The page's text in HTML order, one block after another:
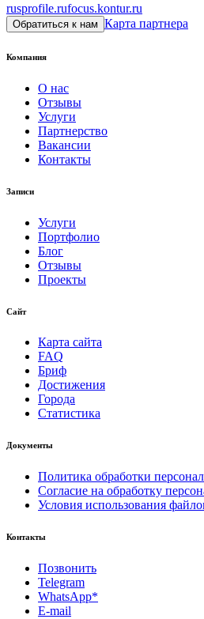
rusprofile.rufocus.kontur.ru
Обратиться к нам Карта партнера
Компания
О нас
Отзывы
Услуги
Партнерство
Вакансии
Контакты
Записи
Услуги
Портфолио
Блог
Отзывы
Проекты
Сайт
Карта сайта
FAQ
Бриф
Достижения
Города
Статистика
Документы
Политика обработки
Согласие на обработку
Условия использования
Контакты
Позвонить
Telegram
WhatsApp*
E-mail